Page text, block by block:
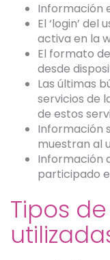
Información
El ‘login’
activa en la
El formato
desde
Las últimas
servicios de
de estos
Información
muestran al
Información
participado
Tipos